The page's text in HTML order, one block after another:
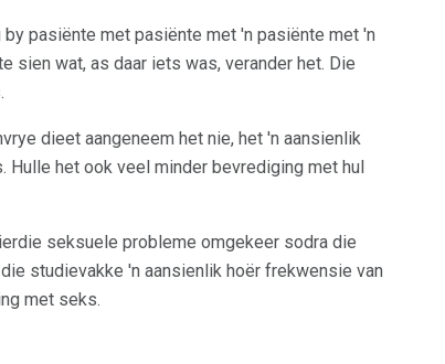
pasiënte met pasiënte met 'n pasiënte met 'n
sien wat, as daar iets was, verander het. Die
dieet aangeneem het nie, het 'n aansienlik
het ook veel minder bevrediging met hul
seksuele probleme omgekeer sodra die
studievakke 'n aansienlik hoër frekwensie van
met seks.